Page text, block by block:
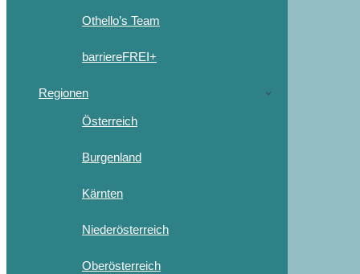
Othello’s Team
barriereFREI+
Regionen
Österreich
Burgenland
Kärnten
Niederösterreich
Oberösterreich